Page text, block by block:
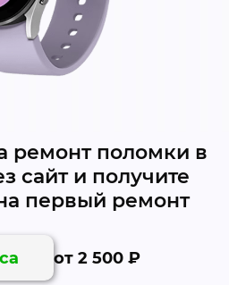
ремонт поломки в
сайт и получите
первый ремонт
от 2 500 ₽